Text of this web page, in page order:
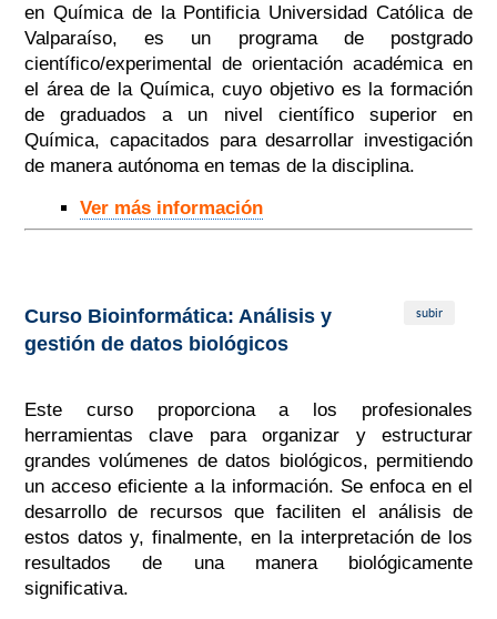
en Química de la Pontificia Universidad Católica de
Valparaíso, es un programa de postgrado
científico/experimental de orientación académica en
el área de la Química, cuyo objetivo es la formación
de graduados a un nivel científico superior en
Química, capacitados para desarrollar investigación
de manera autónoma en temas de la disciplina.
Ver más información
Curso Bioinformática: Análisis y
gestión de datos biológicos
subir
Este curso proporciona a los profesionales
herramientas clave para organizar y estructurar
grandes volúmenes de datos biológicos, permitiendo
un acceso eficiente a la información. Se enfoca en el
desarrollo de recursos que faciliten el análisis de
estos datos y, finalmente, en la interpretación de los
resultados de una manera biológicamente
significativa.